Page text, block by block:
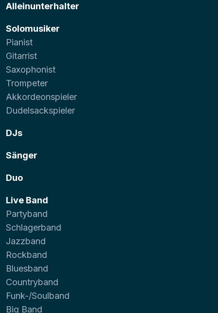
Alleinunterhalter
Solomusiker
Pianist
Gitarrist
Saxophonist
Trompeter
Akkordeonspieler
Dudelsackspieler
DJs
Sänger
Duo
Live Band
Partyband
Schlagerband
Jazzband
Rockband
Bluesband
Countryband
Funk-/Soulband
Big Band